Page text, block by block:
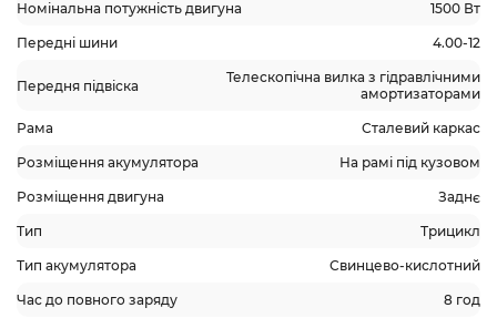
Номінальна потужність двигуна 1500 Вт
Передні шини 4.00-12
Передня підвіска
Телескопічна вилка з гідравлічними
амортизаторами
Рама Сталевий каркас
Розміщення акумулятора На рамі під кузовом
Розміщення двигуна Заднє
Тип Трицикл
Тип акумулятора Свинцево-кислотний
Час до повного заряду 8 год